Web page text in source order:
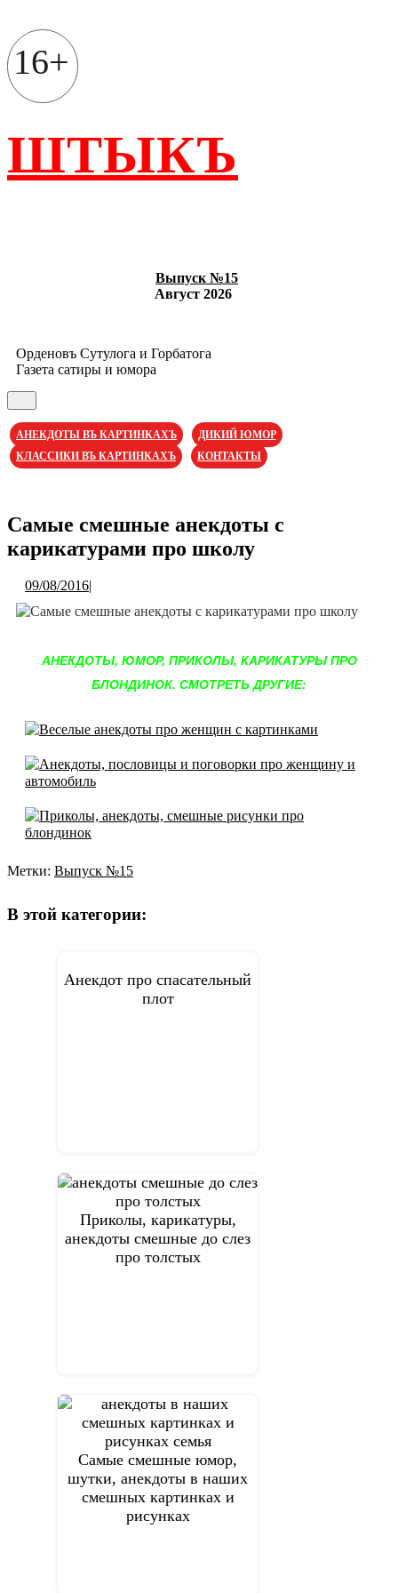
содержимому
16+
ШТЫКЪ
Выпуск №15
Август 2026
Орденовъ Сутулога и Горбатога
Газета сатиры и юмора
Открыть
АНЕКДОТЫ ВЪ КАРТИНКАХЪ
ДИКИЙ ЮМОР
КЛАССИКИ ВЪ КАРТИНКАХЪ
КОНТАКТЫ
Самые смешные анекдоты с
карикатурами про школу
09/08/201609/08/2016
|
АНЕКДОТЫ, ЮМОР, ПРИКОЛЫ, КАРИКАТУРЫ ПРО
БЛОНДИНОК. СМОТРЕТЬ ДРУГИЕ:
Метки: Выпуск №15
В этой категории:
Анекдот про спасательный
плот
Приколы, карикатуры,
анекдоты смешные до слез
про толстых
Самые смешные юмор,
шутки, анекдоты в наших
смешных картинках и
рисунках
по